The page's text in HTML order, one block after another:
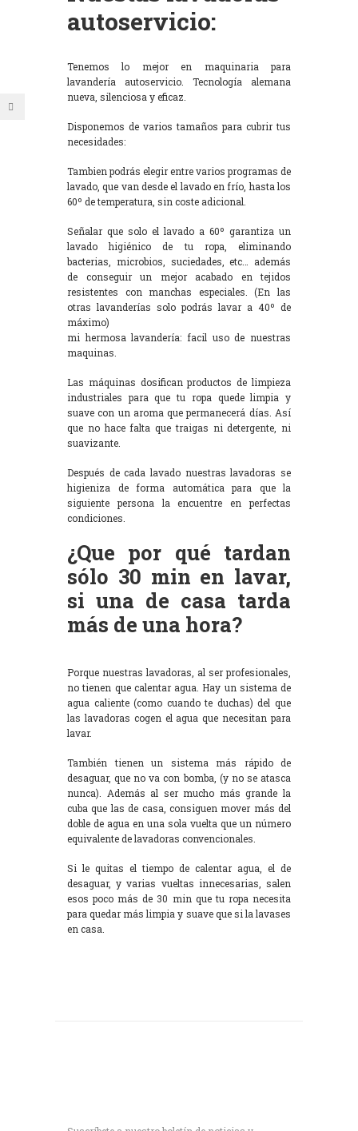
autoservicio:
Tenemos lo mejor en maquinaria para
lavandería autoservicio. Tecnología alemana
nueva, silenciosa y eficaz.
Disponemos de varios tamaños para cubrir tus
necesidades:
Tambien podrás elegir entre varios programas de
lavado, que van desde el lavado en frío, hasta los
60º de temperatura, sin coste adicional.
Señalar que solo el lavado a 60º garantiza un
lavado higiénico de tu ropa, eliminando
bacterias, microbios, suciedades, etc… además
de conseguir un mejor acabado en tejidos
resistentes con manchas especiales. (En las
otras lavanderías solo podrás lavar a 40º de
máximo)
mi hermosa lavandería: facil uso de nuestras
maquinas.
Las máquinas dosifican productos de limpieza
industriales para que tu ropa quede limpia y
suave con un aroma que permanecerá días. Así
que no hace falta que traigas ni detergente, ni
suavizante.
Después de cada lavado nuestras lavadoras se
higieniza de forma automática para que la
siguiente persona la encuentre en perfectas
condiciones.
¿Que por qué tardan
sólo 30 min en lavar,
si una de casa tarda
más de una hora?
Porque nuestras lavadoras, al ser profesionales,
no tienen que calentar agua. Hay un sistema de
agua caliente (como cuando te duchas) del que
las lavadoras cogen el agua que necesitan para
lavar.
También tienen un sistema más rápido de
desaguar, que no va con bomba, (y no se atasca
nunca). Además al ser mucho más grande la
cuba que las de casa, consiguen mover más del
doble de agua en una sola vuelta que un número
equivalente de lavadoras convencionales.
Si le quitas el tiempo de calentar agua, el de
desaguar, y varias vueltas innecesarias, salen
esos poco más de 30 min que tu ropa necesita
para quedar más limpia y suave que si la lavases
en casa.